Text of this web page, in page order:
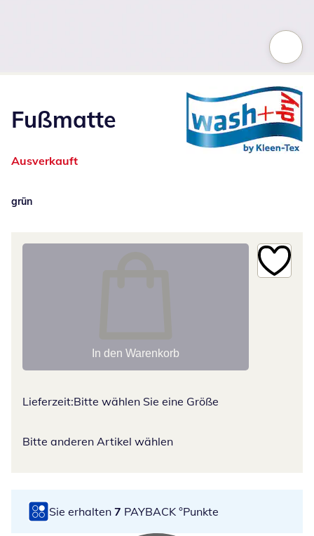
Fußmatte
Ausverkauft
grün
In den Warenkorb
Lieferzeit:Bitte wählen Sie eine Größe
Bitte anderen Artikel wählen
Sie erhalten 7 PAYBACK °Punkte